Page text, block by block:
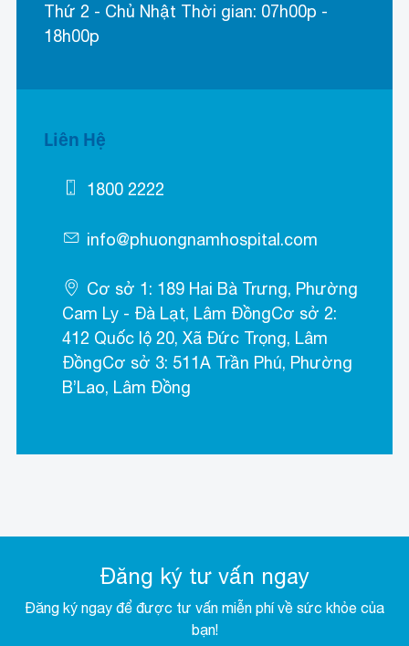
Thứ 2 - Chủ Nhật Thời gian: 07h00p -
18h00p
Liên Hệ
1800 2222
info@phuongnamhospital.com
Cơ sở 1: 189 Hai Bà Trưng, Phường
Cam Ly - Đà Lạt, Lâm ĐồngCơ sở 2:
412 Quốc lộ 20, Xã Đức Trọng, Lâm
ĐồngCơ sở 3: 511A Trần Phú, Phường
B’Lao, Lâm Đồng
Đăng ký tư vấn ngay
Đăng ký ngay để được tư vấn miễn phí về sức khỏe của
bạn!